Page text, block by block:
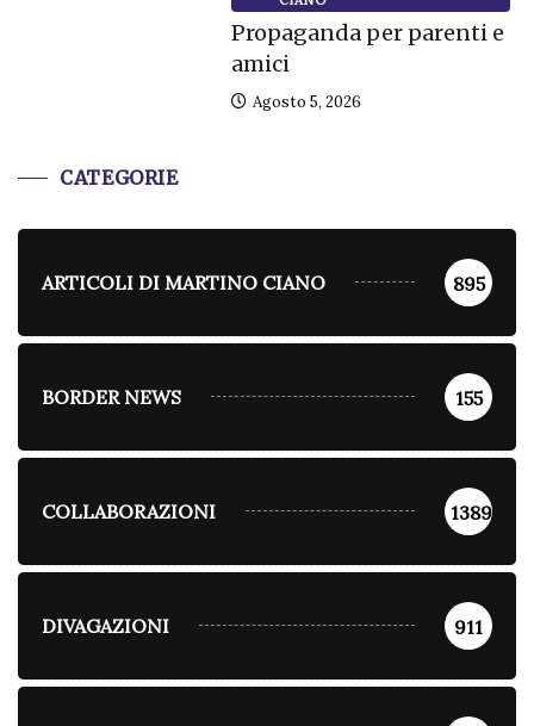
Propaganda per parenti e
amici
Agosto 5, 2026
CATEGORIE
ARTICOLI DI MARTINO CIANO 895
BORDER NEWS 155
COLLABORAZIONI 1389
DIVAGAZIONI 911